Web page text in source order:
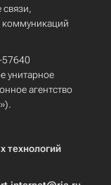
унитарное
агентство
технологий